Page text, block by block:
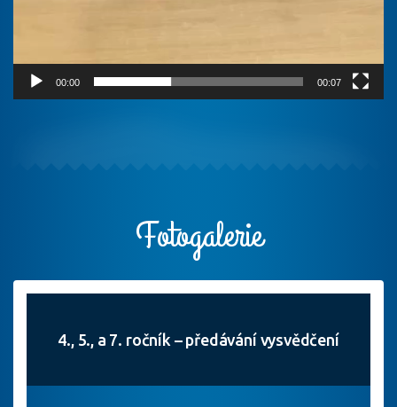
00:00 00:07
Fotogalerie
4., 5., a 7. ročník – předávání vysvědčení